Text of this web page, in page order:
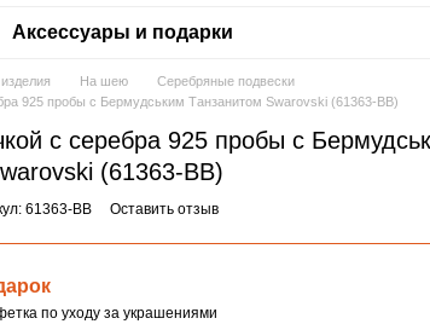
Аксессуары и подарки
На шею
Серебряные подвески
925 пробы с Бермудським Танзанитом Swarovski (61363-BB)
с серебра 925 пробы с
(61363-BB)
61363-BB Оставить отзыв
по уходу за украшениями